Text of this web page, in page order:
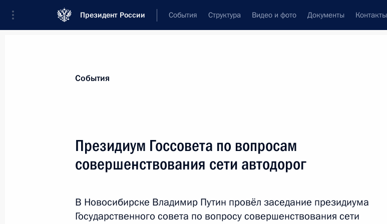
Президент России События Структура Видео и фото Документы Контакты
События
Президиум Госсовета по вопросам
совершенствования сети автодорог
В Новосибирске Владимир Путин провёл заседание президиума
Государственного совета по вопросу совершенствования сети